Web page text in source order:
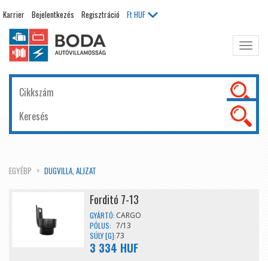
Karrier Bejelentkezés Regisztráció FtHUF
EGYÉBP DUGVILLA, ALJZAT
Forditó 7-13
GYÁRTÓ: CARGO
PÓLUS: 7/13
SÚLY [G]:73
3 334 HUF